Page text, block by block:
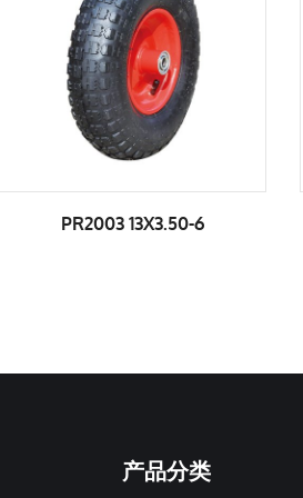
PR2400A 13X4.10 3.50-6
产品分类